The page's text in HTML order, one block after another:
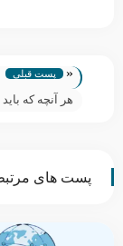
« پست قبلی
پست های